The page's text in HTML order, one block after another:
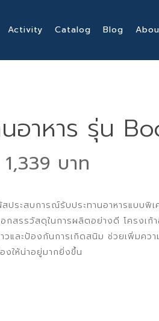
Activity Catalog Blog
นอาหาร รุ่น
Original
price
was:
1,490 ฿.
1,339
is:
1,339
ประสบการณ์รับประทานอาหารแบบพิเ
กสรรวัสดุในการผลิตอย่างดี โครงเก้
วและป้องกันการเกิดสนิม ช่วยเพิ่มคว
งให้น่าอยู่มากยิ่งขึ้น